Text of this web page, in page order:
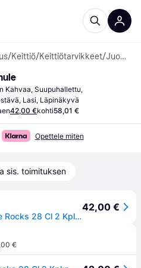
/Keittiö/Keittiötarvikkeet/ Juomalasit
Kahvaa, Suupuhallettu,
Lasi, Läpinäkyvä
42,00 €kohti58,01 €
Opettele miten
sis. toimituksen
Iittala Ultima Thule On The Rocks 28 Cl 2 Kpl:n Pakkaus - Viskilasit & Konjakkilasit Lasi Kirkas - 1008516
42,00 €
€